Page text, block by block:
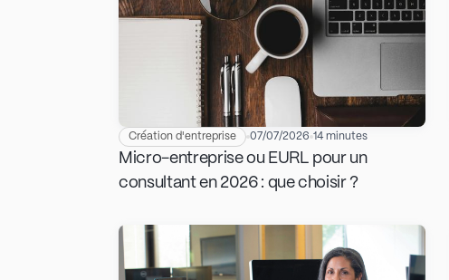
Création d'entreprise 07/07/2026 14 minutes
Micro-entreprise ou EURL pour un
consultant en 2026 : que choisir ?